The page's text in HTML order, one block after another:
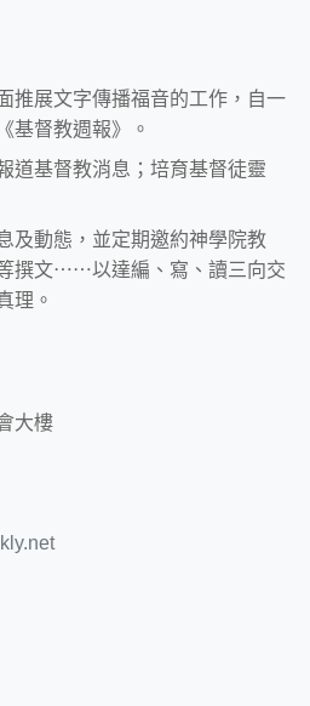
推展文字傳播福音的工作，自一
基督教週報》。
道基督教消息；培育基督徒靈
及動態，並定期邀約神學院教
撰文⋯⋯以達編、寫、讀三向交
理。
大樓